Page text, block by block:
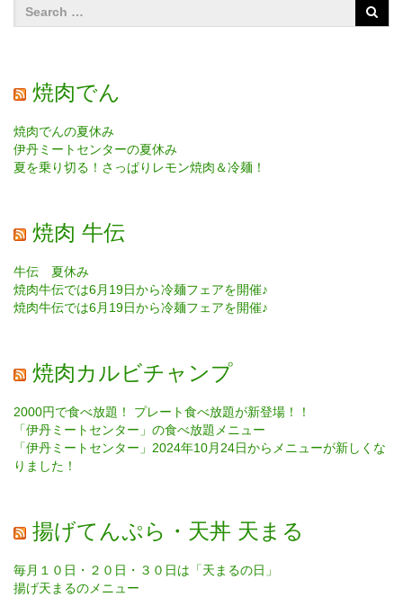
焼肉でん
焼肉でんの夏休み
伊丹ミートセンターの夏休み
夏を乗り切る！さっぱりレモン焼肉＆冷麺！
焼肉 牛伝
牛伝 夏休み
焼肉牛伝では6月19日から冷麺フェアを開催♪
焼肉牛伝では6月19日から冷麺フェアを開催♪
焼肉カルビチャンプ
2000円で食べ放題！ プレート食べ放題が新登場！！
「伊丹ミートセンター」の食べ放題メニュー
「伊丹ミートセンター」2024年10月24日からメニューが新しくな
りました！
揚げてんぷら・天丼 天まる
毎月１０日・２０日・３０日は「天まるの日」
揚げ天まるのメニュー